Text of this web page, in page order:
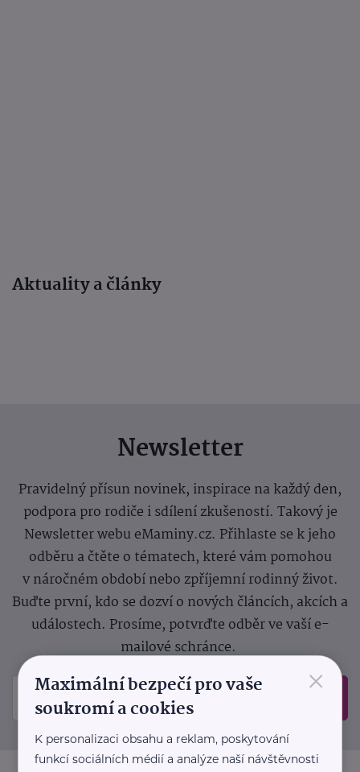
Aktuality a články
Newsletter
Pravidelný přísun novinek, inspirace na každý den,
podpora pro rodiče i sdílení zkušeností. Takový je
Newsletter webu eMaminy.cz. Přihlaste se k jeho
odběru a čtěte o tématech, které vám pomohou
v náročném období nebo zpříjemní rodinný život.
Buďte první, kdo se dozví o nových článcích, akcích a
událostech. Prosíme, potvrďte odběr ve vaší e-
mailové schránce.
×
Maximální bezpečí pro vaše
soukromí a cookies
K personalizaci obsahu a reklam, poskytování
funkcí sociálních médií a analýze naší návštěvnosti